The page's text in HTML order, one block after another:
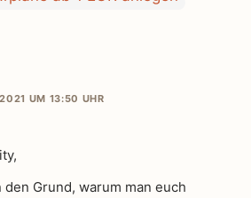
UM 13:50 UHR
Grund, warum man euch